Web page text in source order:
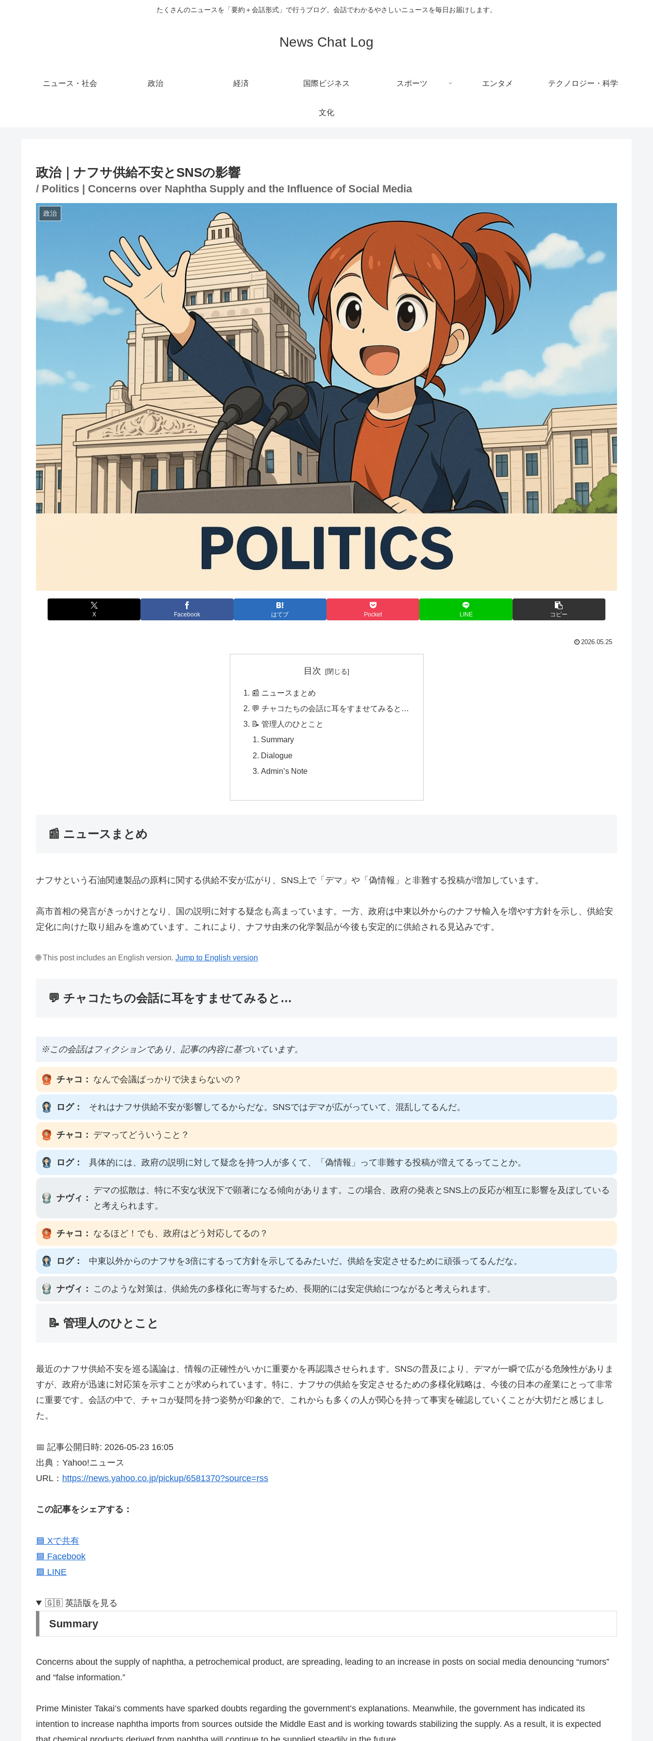
たくさんのニュースを「要約＋会話形式」で行うブログ。会話でわかるやさしいニュースを毎日お届けします。
News Chat Log
ニュース・社会 政治 経済 国際ビジネス スポーツ エンタメ テクノロジー・科学
文化
政治｜ナフサ供給不安とSNSの影響
/ Politics | Concerns over Naphtha Supply and the Influence of Social Media
政治
X Facebook はてブ Pocket LINE コピー
2026.05.25
目次
📰 ニュースまとめ
💬 チャコたちの会話に耳をすませてみると…
📝 管理人のひとこと
Summary
Dialogue
Admin’s Note
📰 ニュースまとめ
ナフサという石油関連製品の原料に関する供給不安が広がり、SNS上で「デマ」や「偽情報」と非難する投稿が増加しています。
高市首相の発言がきっかけとなり、国の説明に対する疑念も高まっています。一方、政府は中東以外からのナフサ輸入を増やす方針を示し、供給安
定化に向けた取り組みを進めています。これにより、ナフサ由来の化学製品が今後も安定的に供給される見込みです。
🌐 This post includes an English version. Jump to English version
💬 チャコたちの会話に耳をすませてみると…
※この会話はフィクションであり、記事の内容に基づいています。
チャコ： なんで会議ばっかりで決まらないの？
ログ： それはナフサ供給不安が影響してるからだな。SNSではデマが広がっていて、混乱してるんだ。
チャコ： デマってどういうこと？
ログ： 具体的には、政府の説明に対して疑念を持つ人が多くて、「偽情報」って非難する投稿が増えてるってことか。
ナヴィ：
デマの拡散は、特に不安な状況下で顕著になる傾向があります。この場合、政府の発表とSNS上の反応が相互に影響を及ぼしている
と考えられます。
チャコ： なるほど！でも、政府はどう対応してるの？
ログ： 中東以外からのナフサを3倍にするって方針を示してるみたいだ。供給を安定させるために頑張ってるんだな。
ナヴィ： このような対策は、供給先の多様化に寄与するため、長期的には安定供給につながると考えられます。
📝 管理人のひとこと
最近のナフサ供給不安を巡る議論は、情報の正確性がいかに重要かを再認識させられます。SNSの普及により、デマが一瞬で広がる危険性がありま
すが、政府が迅速に対応策を示すことが求められています。特に、ナフサの供給を安定させるための多様化戦略は、今後の日本の産業にとって非常
に重要です。会話の中で、チャコが疑問を持つ姿勢が印象的で、これからも多くの人が関心を持って事実を確認していくことが大切だと感じまし
た。
📅 記事公開日時: 2026-05-23 16:05
出典：Yahoo!ニュース
URL： https://news.yahoo.co.jp/pickup/6581370?source=rss
この記事をシェアする：
🟦 Xで共有
🟦 Facebook
🟩 LINE
🇬🇧 英語版を見る
Summary
Concerns about the supply of naphtha, a petrochemical product, are spreading, leading to an increase in posts on social media denouncing “rumors”
and “false information.”
Prime Minister Takai’s comments have sparked doubts regarding the government’s explanations. Meanwhile, the government has indicated its
intention to increase naphtha imports from sources outside the Middle East and is working towards stabilizing the supply. As a result, it is expected